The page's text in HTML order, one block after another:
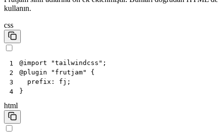
kullanın.
css
1
2
3
4
@import "tailwindcss" ;
@plugin "frutjam"
{
prefix : fj ;
}
html